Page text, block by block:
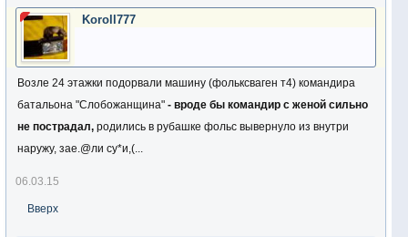
Koroll777
Возле 24 этажки подорвали машину (фольксваген т4) командира
батальона "Слобожанщина" - вроде бы командир с женой сильно
не пострадал, родились в рубашке фольс вывернуло из внутри
наружу, зае.@ли су*и,(...
06.03.15
Вверх